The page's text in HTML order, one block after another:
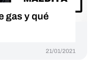
gas y qué
21/01/2021